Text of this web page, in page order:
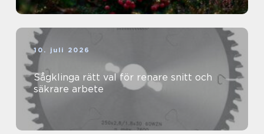
10. juli 2026
Sågklinga rätt val för renare snitt och
säkrare arbete